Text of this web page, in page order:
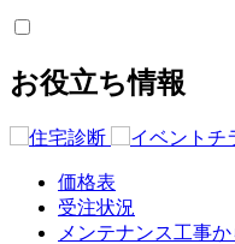
お役立ち情報
価格表
受注状況
メンテナンス工事